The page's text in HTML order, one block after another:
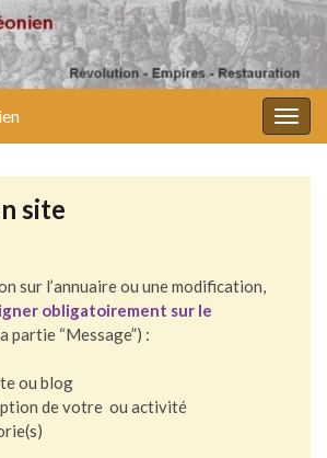
site
sur l’annuaire ou une modification,
obligatoirement sur le
partie “Message”) :
ou blog
de votre ou activité